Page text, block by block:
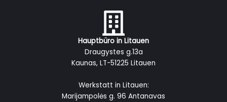
Hauptbüro in Litauen
Draugystes g.13a
Kaunas, LT-51225 Litauen
Werkstatt in Litauen:
Marijampolės g. 96 Antanavas